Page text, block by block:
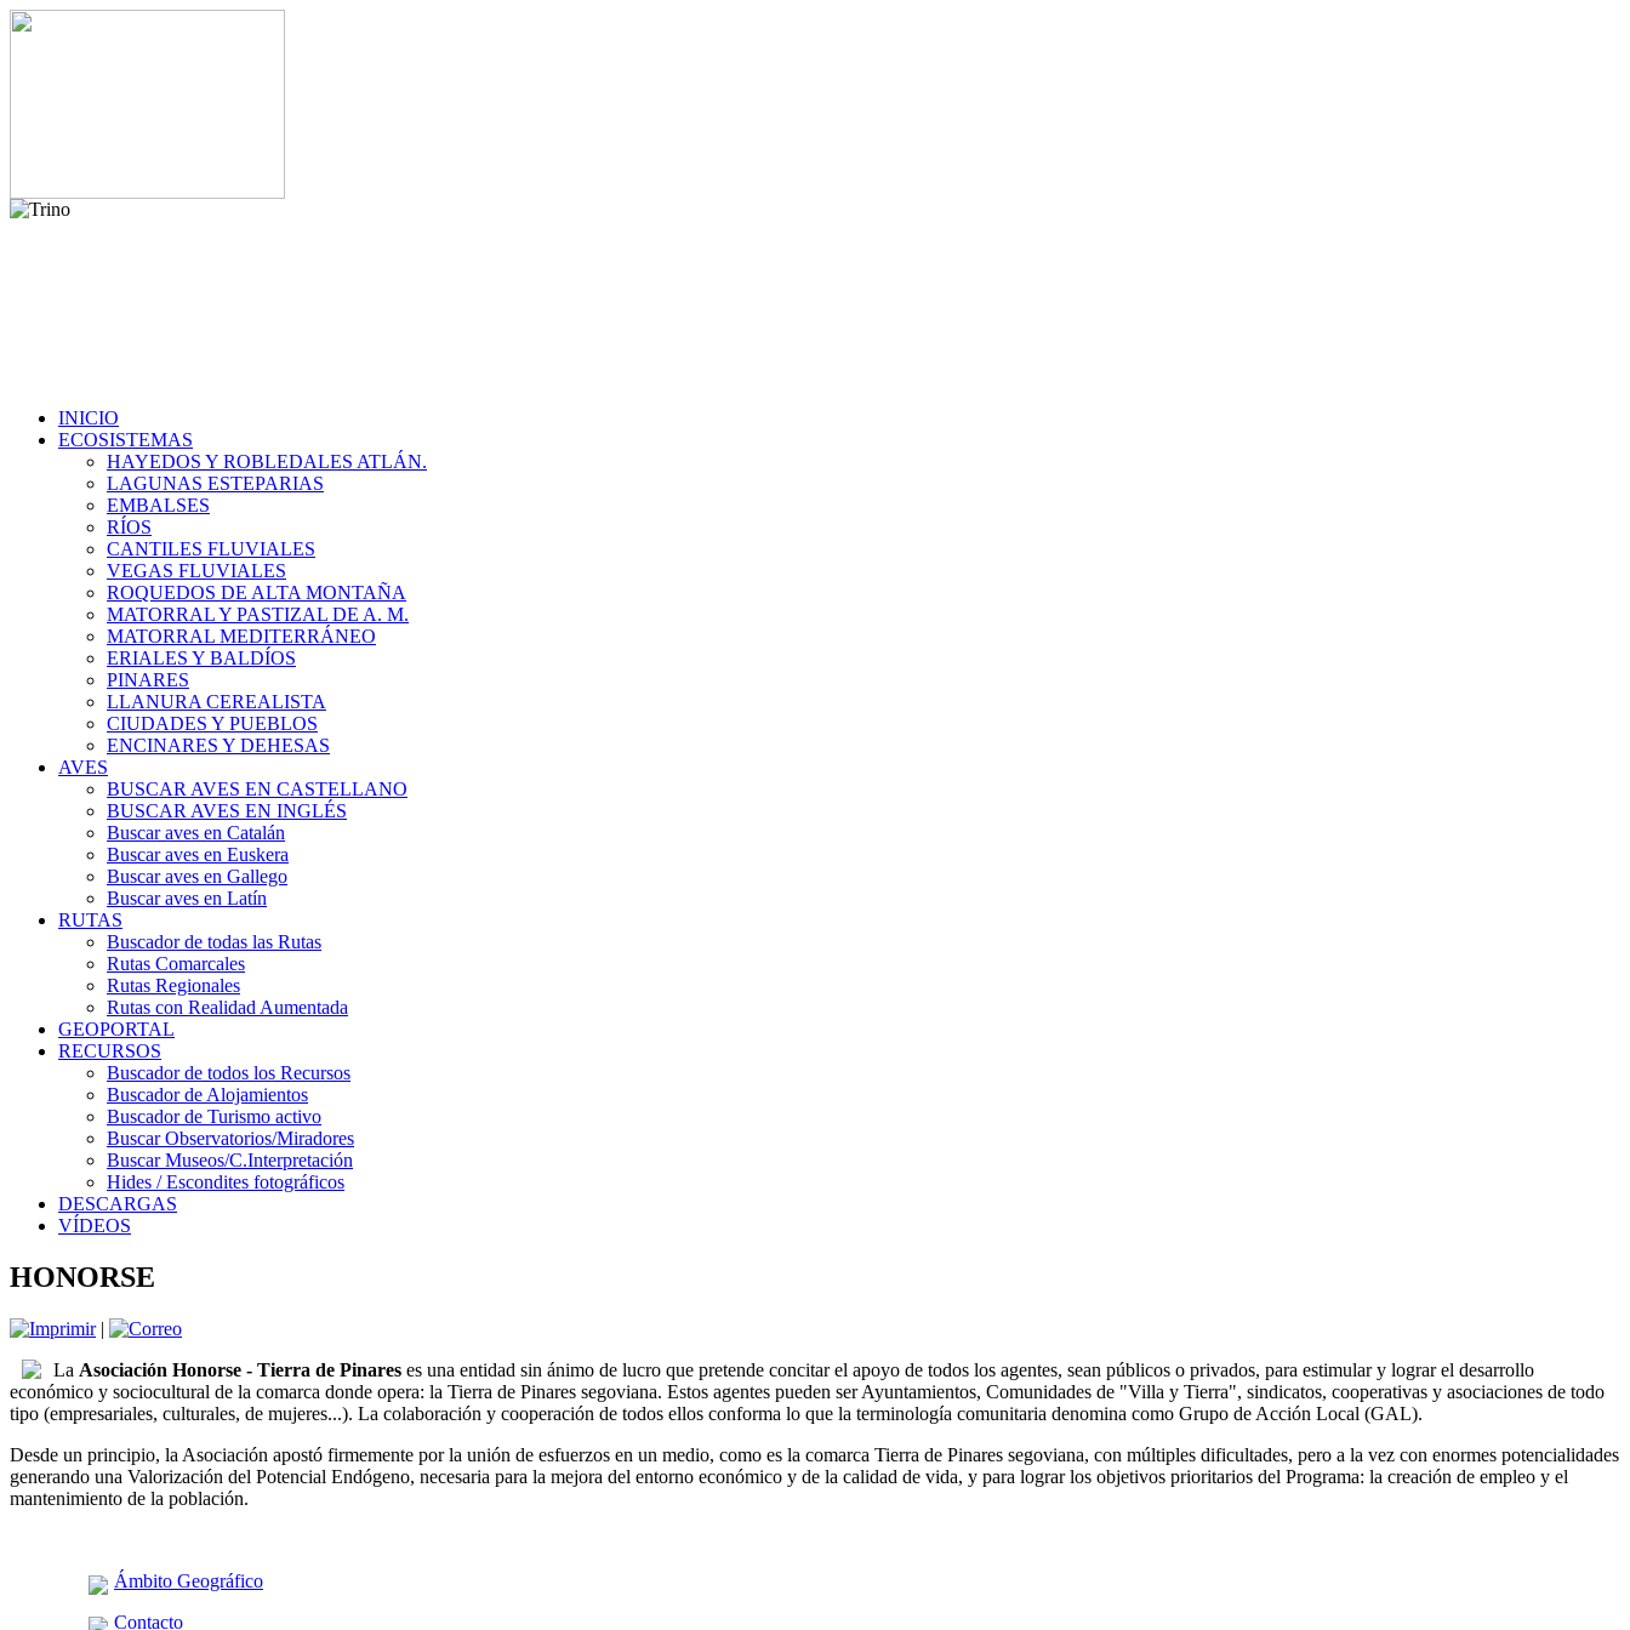
INICIO
ECOSISTEMAS
HAYEDOS Y ROBLEDALES ATLÁN.
LAGUNAS ESTEPARIAS
EMBALSES
RÍOS
CANTILES FLUVIALES
VEGAS FLUVIALES
ROQUEDOS DE ALTA MONTAÑA
MATORRAL Y PASTIZAL DE A. M.
MATORRAL MEDITERRÁNEO
ERIALES Y BALDÍOS
PINARES
LLANURA CEREALISTA
CIUDADES Y PUEBLOS
ENCINARES Y DEHESAS
AVES
BUSCAR AVES EN CASTELLANO
BUSCAR AVES EN INGLÉS
Buscar aves en Catalán
Buscar aves en Euskera
Buscar aves en Gallego
Buscar aves en Latín
RUTAS
Buscador de todas las Rutas
Rutas Comarcales
Rutas Regionales
Rutas con Realidad Aumentada
GEOPORTAL
RECURSOS
Buscador de todos los Recursos
Buscador de Alojamientos
Buscador de Turismo activo
Buscar Observatorios/Miradores
Buscar Museos/C.Interpretación
Hides / Escondites fotográficos
DESCARGAS
VÍDEOS
HONORSE
|
La Asociación Honorse - Tierra de Pinares es una entidad sin ánimo de lucro que pretende concitar el apoyo de todos los agentes, sean públicos o privados, para estimular y lograr el desarrollo
económico y sociocultural de la comarca donde opera: la Tierra de Pinares segoviana. Estos agentes pueden ser Ayuntamientos, Comunidades de "Villa y Tierra", sindicatos, cooperativas y asociaciones de todo
tipo (empresariales, culturales, de mujeres...). La colaboración y cooperación de todos ellos conforma lo que la terminología comunitaria denomina como Grupo de Acción Local (GAL).
Desde un principio, la Asociación apostó firmemente por la unión de esfuerzos en un medio, como es la comarca Tierra de Pinares segoviana, con múltiples dificultades, pero a la vez con enormes potencialidades
generando una Valorización del Potencial Endógeno, necesaria para la mejora del entorno económico y de la calidad de vida, y para lograr los objetivos prioritarios del Programa: la creación de empleo y el
mantenimiento de la población.
Ámbito Geográfico
Contacto